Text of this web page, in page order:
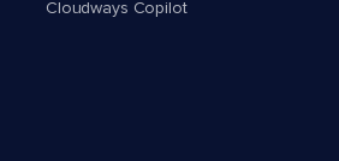
Cloudways Copilot